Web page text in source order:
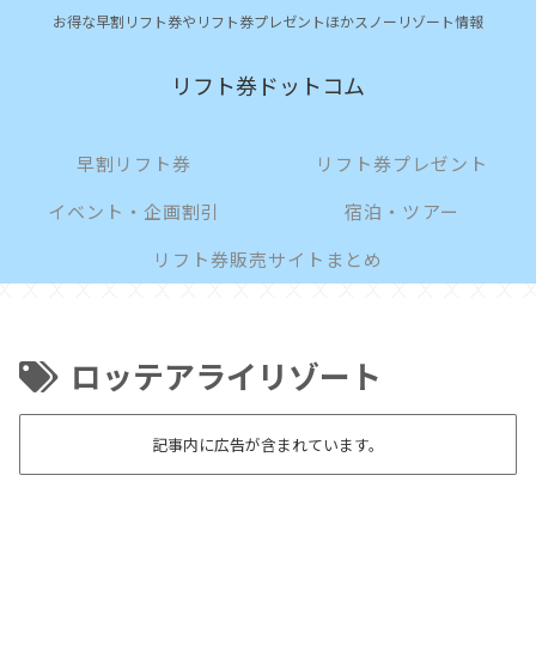
お得な早割リフト券やリフト券プレゼントほかスノーリゾート情報
リフト券ドットコム
早割リフト券
リフト券プレゼント
イベント・企画割引
宿泊・ツアー
リフト券販売サイトまとめ
ロッテアライリゾート
記事内に広告が含まれています。